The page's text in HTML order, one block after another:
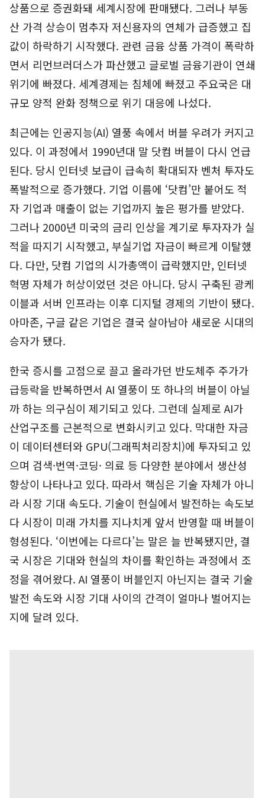
상품으로 증권화돼 세계시장에 판매됐다. 그러나 부동
산 가격 상승이 멈추자 저신용자의 연체가 급증했고 집
값이 하락하기 시작했다. 관련 금융 상품 가격이 폭락하
면서 리먼브러더스가 파산했고 글로벌 금융기관이 연쇄
위기에 빠졌다. 세계경제는 침체에 빠졌고 주요국은 대
규모 양적 완화 정책으로 위기 대응에 나섰다.
최근에는 인공지능(AI) 열풍 속에서 버블 우려가 커지고
있다. 이 과정에서 1990년대 말 닷컴 버블이 다시 언급
된다. 당시 인터넷 보급이 급속히 확대되자 벤처 투자도
폭발적으로 증가했다. 기업 이름에 ‘닷컴’만 붙어도 적
자 기업과 매출이 없는 기업까지 높은 평가를 받았다.
그러나 2000년 미국의 금리 인상을 계기로 투자자가 실
적을 따지기 시작했고, 부실기업 자금이 빠르게 이탈했
다. 다만, 닷컴 기업의 시가총액이 급락했지만, 인터넷
혁명 자체가 허상이었던 것은 아니다. 당시 구축된 광케
이블과 서버 인프라는 이후 디지털 경제의 기반이 됐다.
아마존, 구글 같은 기업은 결국 살아남아 새로운 시대의
승자가 됐다.
한국 증시를 고점으로 끌고 올라가던 반도체주 주가가
급등락을 반복하면서 AI 열풍이 또 하나의 버블이 아닐
까 하는 의구심이 제기되고 있다. 그런데 실제로 AI가
산업구조를 근본적으로 변화시키고 있다. 막대한 자금
이 데이터센터와 GPU(그래픽처리장치)에 투자되고 있
으며 검색·번역·코딩· 의료 등 다양한 분야에서 생산성
향상이 나타나고 있다. 따라서 핵심은 기술 자체가 아니
라 시장 기대 속도다. 기술이 현실에서 발전하는 속도보
다 시장이 미래 가치를 지나치게 앞서 반영할 때 버블이
형성된다. ‘이번에는 다르다’는 말은 늘 반복됐지만, 결
국 시장은 기대와 현실의 차이를 확인하는 과정에서 조
정을 겪어왔다. AI 열풍이 버블인지 아닌지는 결국 기술
발전 속도와 시장 기대 사이의 간격이 얼마나 벌어지는
지에 달려 있다.